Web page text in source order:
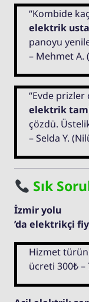
“Kombide
elektrik
panoyu
– Mehmet A.
“Evde prizler
elektrik
çözdü.
– Selda Y.
Sık
İzmir yolu
’da elektrikçi
Hizmet
ücreti 300₺ –